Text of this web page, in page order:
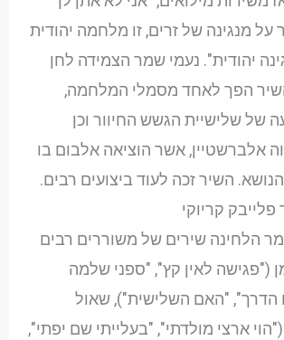
על מנגינה של זרים, זו מלחמה יהודית
יהודית". נעמי שמר הצמידה לחן
הפך לאחד מסמלי המלחמה,
של שלישיית הגשש החיוור וכן
אלברשטיין, אשר הוציאה אלבום בו
השיר זכה לעוד ביצועים רבים.
קריוקי
ה-70 שמר הלחינה שירים של משוררים רבים
("פגישה לאין קץ", "ספני שלמה
"האם השלישית"), שאול
ארצי מולדתי", "בעלייתי שם יפתי",